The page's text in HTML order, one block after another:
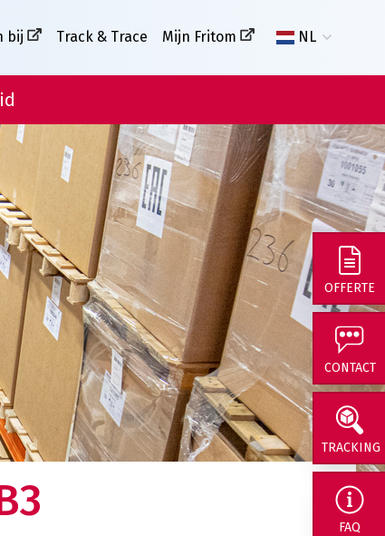
bij Track & Trace Mijn Fritom NL
ons
OFFERTE
CONTACT
TRACKING
FAQ